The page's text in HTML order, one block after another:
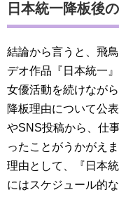
日本統一降板後
結論から言うと、飛
デオ作品『日本統一
女優活動を続けなが
降板理由について公
やSNS投稿から、仕
ったことがうかがえま
理由として、『日本
にはスケジュール的